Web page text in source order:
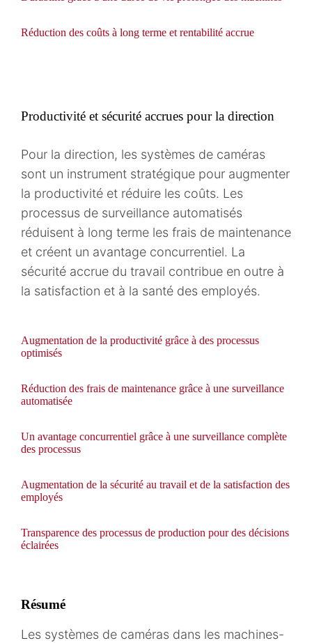
Réduction des coûts à long terme et rentabilité accrue
Productivité et sécurité accrues pour la direction
Pour la direction, les systèmes de caméras
sont un instrument stratégique pour augmenter
la productivité et réduire les coûts. Les
processus de surveillance automatisés
réduisent à long terme les frais de maintenance
et créent un avantage concurrentiel. La
sécurité accrue du travail contribue en outre à
la satisfaction et à la santé des employés.
Augmentation de la productivité grâce à des processus
optimisés
Réduction des frais de maintenance grâce à une surveillance
automatisée
Un avantage concurrentiel grâce à une surveillance complète
des processus
Augmentation de la sécurité au travail et de la satisfaction des
employés
Transparence des processus de production pour des décisions
éclairées
Résumé
Les systèmes de caméras dans les machines-